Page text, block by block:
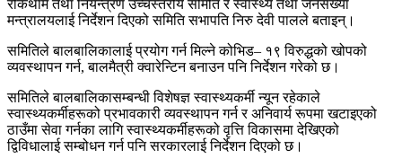
रोकथाम तथा नियन्त्रण उच्चस्तरीय समिति र स्वास्थ्य तथा जनसंख्या
मन्त्रालयलाई निर्देशन दिएको समिति सभापति निरु देवी पालले बताइन्।
समितिले बालबालिकालाई प्रयोग गर्न मिल्ने कोभिड– १९ विरुद्धको खोपको
व्यवस्थापन गर्न, बालमैत्री क्वारेन्टिन बनाउन पनि निर्देशन गरेको छ।
समितिले बालबालिकासम्बन्धी विशेषज्ञ स्वास्थ्यकर्मी न्यून रहेकाले
स्वास्थ्यकर्मीहरूको प्रभावकारी व्यवस्थापन गर्न र अनिवार्य रूपमा खटाइएको
ठाउँमा सेवा गर्नका लागि स्वास्थ्यकर्मीहरूको वृत्ति विकासमा देखिएको
द्विविधालाई सम्बोधन गर्न पनि सरकारलाई निर्देशन दिएको छ।